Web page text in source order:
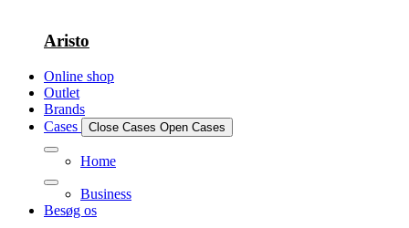
Aristo
Online shop
Outlet
Brands
Cases
Close Cases Open Cases
Home
Business
Besøg os